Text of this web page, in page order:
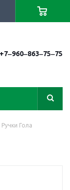
+7‒960‒863‒75‒75
Ручки Гола